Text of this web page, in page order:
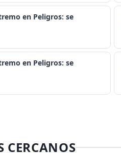
en Peligros: se
en Peligros: se